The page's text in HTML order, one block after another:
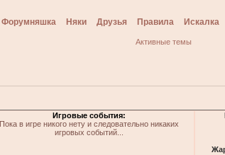
Форумняшка Няки Друзья Правила Искалка
Активные темы
Игровые события:
Пока в игре никого нету и следовательно никаких
игровых событий...